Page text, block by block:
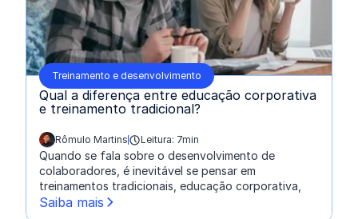
Treinamento e desenvolvimento
Qual a diferença entre educação corporativa
e treinamento tradicional?
escrito por:
Rômulo Martins Leitura: 7min
Quando se fala sobre o desenvolvimento de
colaboradores, é inevitável se pensar em
treinamentos tradicionais, educação corporativa,
Saiba mais